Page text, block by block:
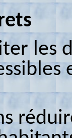
les